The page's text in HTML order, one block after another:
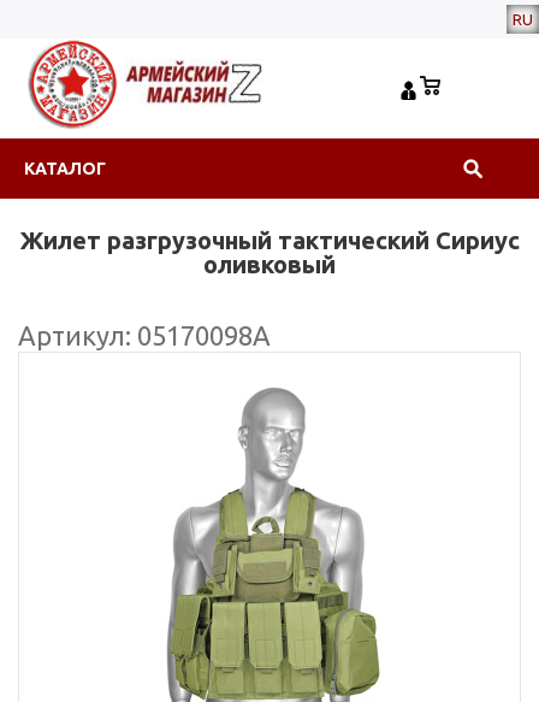
RU
КАТАЛОГ
Жилет разгрузочный тактический Сириус
оливковый
Артикул: 05170098А